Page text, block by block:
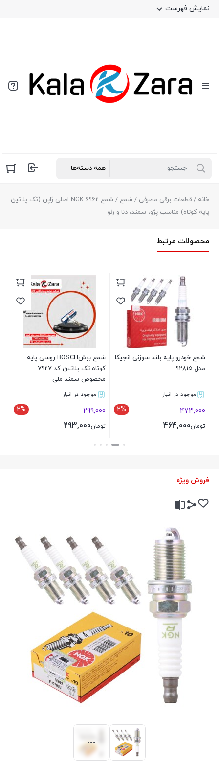
نمایش فهرست
خانه / قطعات برقی مصرفی / شمع
/ شمع 6962 NGK اصلی ژاپن (تک پلاتین
پایه کوتاه) مناسب پژو، سمند، دنا و رنو
محصولات مرتبط
شمع خودرو پایه بلند سوزنی انجیکا
مدل 92815
موجود در انبار
2% 473,000
تومان464,000
شمع بوشBOSCH روسی پایه
کوتاه تک پلاتین کد 7927
مخصوص سمند ملی
موجود در انبار
2% 299,000
تومان293,000
فروش ویژه